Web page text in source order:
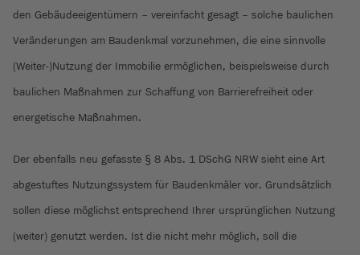
den Gebäudeeigentümern – vereinfacht gesagt – solche baulichen
Veränderungen am Baudenkmal vorzunehmen, die eine sinnvolle
(Weiter-)Nutzung der Immobilie ermöglichen, beispielsweise durch
baulichen Maßnahmen zur Schaffung von Barrierefreiheit oder
energetische Maßnahmen.
Der ebenfalls neu gefasste § 8 Abs. 1 DSchG NRW sieht eine Art
abgestuftes Nutzungssystem für Baudenkmäler vor. Grundsätzlich
sollen diese möglichst entsprechend Ihrer ursprünglichen Nutzung
(weiter) genutzt werden. Ist die nicht mehr möglich, soll die